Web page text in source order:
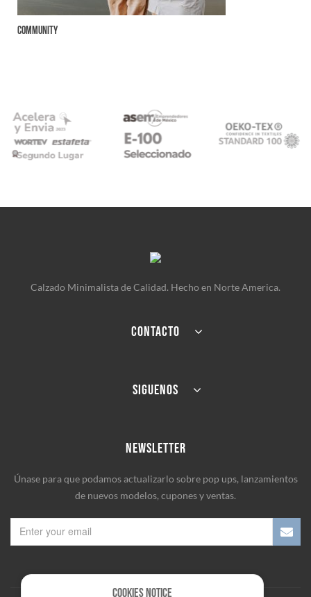
Community
Calzado Minimalista de Calidad. Hecho en Norte America.
CONTACTO
SIGUENOS
NEWSLETTER
Únase para que podamos actualizarlo sobre pop ups, lanzamientos
de nuevos modelos, cupones y ventas.
Cookies Notice